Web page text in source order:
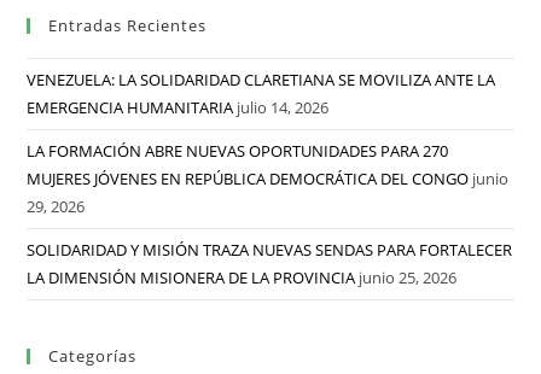
Entradas Recientes
VENEZUELA: LA SOLIDARIDAD CLARETIANA SE MOVILIZA ANTE LA
EMERGENCIA HUMANITARIA julio 14, 2026
LA FORMACIÓN ABRE NUEVAS OPORTUNIDADES PARA 270
MUJERES JÓVENES EN REPÚBLICA DEMOCRÁTICA DEL CONGO junio
29, 2026
SOLIDARIDAD Y MISIÓN TRAZA NUEVAS SENDAS PARA FORTALECER
LA DIMENSIÓN MISIONERA DE LA PROVINCIA junio 25, 2026
Categorías